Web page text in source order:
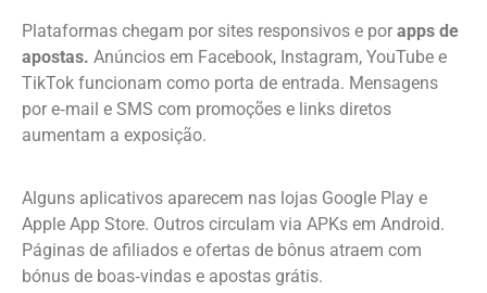
Plataformas chegam por sites responsivos e por apps de
apostas. Anúncios em Facebook, Instagram, YouTube e
TikTok funcionam como porta de entrada. Mensagens
por e‑mail e SMS com promoções e links diretos
aumentam a exposição.
Alguns aplicativos aparecem nas lojas Google Play e
Apple App Store. Outros circulam via APKs em Android.
Páginas de afiliados e ofertas de bônus atraem com
bónus de boas‑vindas e apostas grátis.